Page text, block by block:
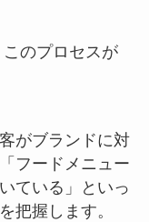
のプロセスが
がブランドに対
フードメニュー
ている」といっ
把握します。